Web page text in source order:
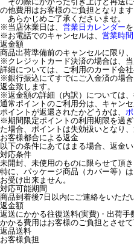
の他費用はお客様のご負担となります
あらかじめご了承くださいませ。
※当店休業日は、 営業日カレンダー
※お電話でのキャンセルは、 営業時間
返金額
商品出荷準備前のキャンセルに限り
※クレジットカード決済の場合は、
詳細については、ご利用のカード会
※銀行振込にてすでにご入金済の場
返金致します。
※返金額の詳細（内訳）については
通常ポイントのご利用分は、キャン
ポイントが返還されたかどうかは、
※期間限定ポイントの利用期限を過
た場合、ポイントは失効扱いとなり
お客様都合による返金
以下の条件にあてはまる場合、返金い
対応条件
未開封、未使用のものに限らせて頂き
特に、パッケージ商品（カバー等）
お受け出来ません。
対応可能期間
商品到着後7日以内にご連絡をいただ
返金額
返送にかかる往復送料(実費)・出荷
かかる費用はお客様のご負担とさせて
返品送料
お客様負担